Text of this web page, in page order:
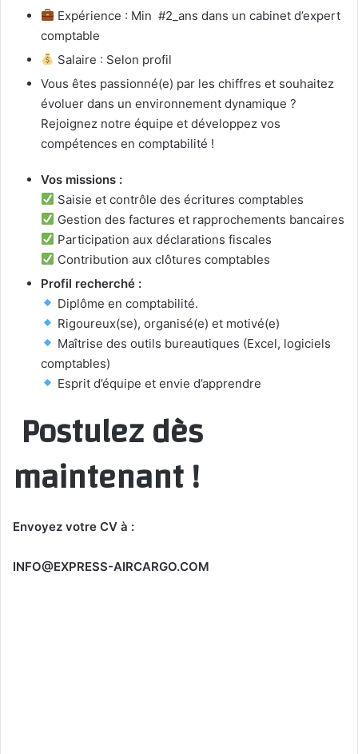
Expérience : Min #2_ans dans un cabinet d’expert
comptable
Salaire : Selon profil
Vous êtes passionné(e) par les chiffres et souhaitez
évoluer dans un environnement dynamique ?
Rejoignez notre équipe et développez vos
compétences en comptabilité !
Vos missions :
Saisie et contrôle des écritures comptables
Gestion des factures et rapprochements bancaires
Participation aux déclarations fiscales
Contribution aux clôtures comptables
Profil recherché :
Diplôme en comptabilité.
Rigoureux(se), organisé(e) et motivé(e)
Maîtrise des outils bureautiques (Excel, logiciels
comptables)
Esprit d’équipe et envie d’apprendre
Postulez dès
maintenant !
Envoyez votre CV à :
INFO@EXPRESS-AIRCARGO.COM